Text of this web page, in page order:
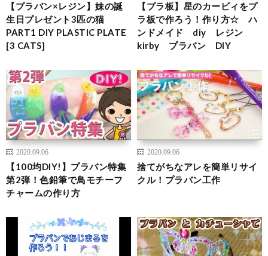
【プラバン×レジン】妹の誕
生日プレゼント3匹の猫
PART1 DIY PLASTIC PLATE
[3 CATS]
【プラ板】星のカービィをプ
ラ板で作ろう！作り方☆ ハ
ンドメイド diy レジン
kirby プラバン DIY
2020.09.06
【100均DIY!】プラバン特集
第2弾！色鉛筆で鳥モチーフ
チャームの作り方
2020.09.06
捨てがちなアレを簡単リサイ
クル！プラバン工作